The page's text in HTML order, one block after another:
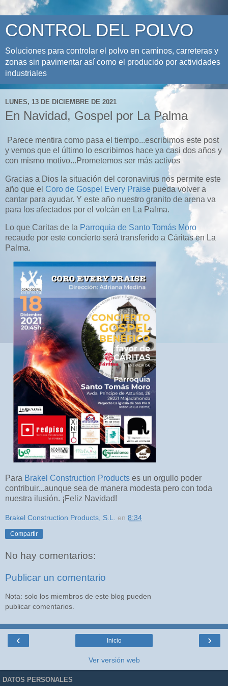
CONTROL DEL POLVO
Soluciones para controlar el polvo en caminos, carreteras y
zonas sin pavimentar así como el producido por actividades
industriales
LUNES, 13 DE DICIEMBRE DE 2021
En Navidad, Gospel por La Palma
Parece mentira como pasa el tiempo...escribimos este post
y vemos que el último lo escribimos hace ya casi dos años y
con mismo motivo...Prometemos ser más activos
Gracias a Dios la situación del coronavirus nos permite este
año que el Coro de Gospel Every Praise pueda volver a
cantar para ayudar. Y este año nuestro granito de arena va
para los afectados por el volcán en La Palma.
Lo que Caritas de la Parroquia de Santo Tomás Moro
recaude por este concierto será transferido a Cáritas en La
Palma.
Para Brakel Construction Products es un orgullo poder
contribuir...aunque sea de manera modesta pero con toda
nuestra ilusión. ¡Feliz Navidad!
Brakel Construction Products, S.L. en 8:34
Compartir
No hay comentarios:
Publicar un comentario
Nota: solo los miembros de este blog pueden
publicar comentarios.
‹ ›
Inicio
Ver versión web
DATOS PERSONALES